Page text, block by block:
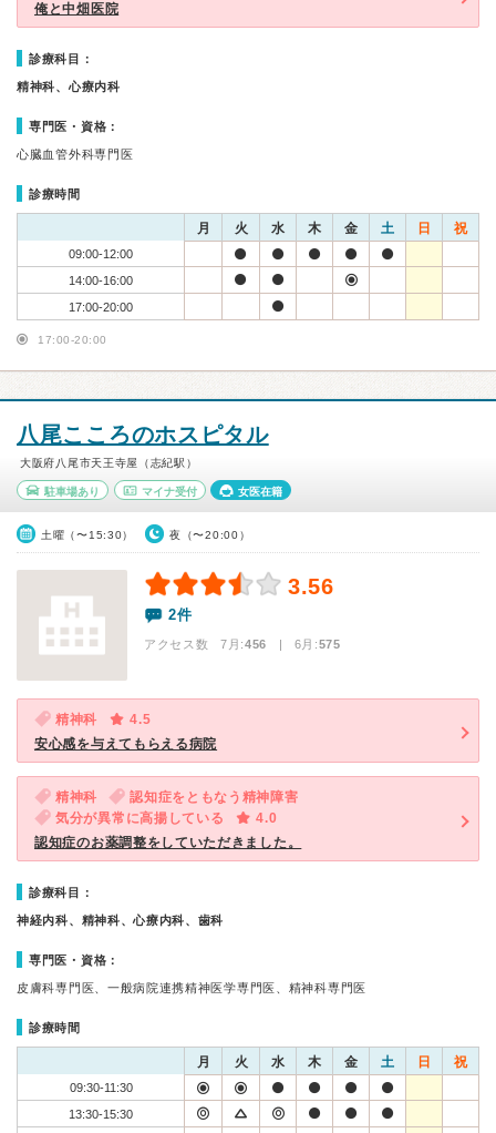
俺と中畑医院
診療科目：
精神科、心療内科
専門医・資格：
心臓血管外科専門医
診療時間
月 火 水 木 金 土 日 祝
09:00-12:00
14:00-16:00
17:00-20:00
17:00-20:00
八尾こころのホスピタル
大阪府八尾市天王寺屋（志紀駅）
駐車場あり マイナ受付 女医在籍
土曜（〜15:30） 夜（〜20:00）
3.56
2件
アクセス数 7月:456 | 6月:575
精神科
4.5
安心感を与えてもらえる病院
精神科
認知症をともなう精神障害
気分が異常に高揚している
4.0
認知症のお薬調整をしていただきました。
診療科目：
神経内科、精神科、心療内科、歯科
専門医・資格：
皮膚科専門医、一般病院連携精神医学専門医、精神科専門医
診療時間
月 火 水 木 金 土 日 祝
09:30-11:30
13:30-15:30